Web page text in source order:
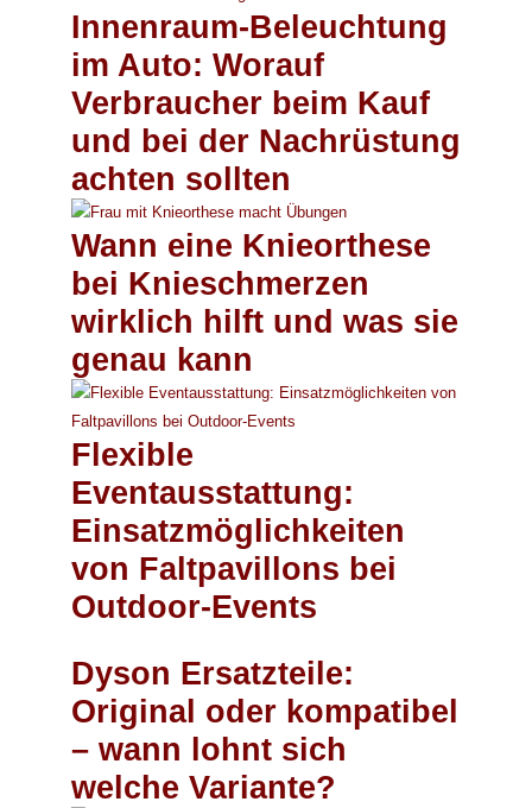
Innenraum-Beleuchtung
im Auto: Worauf
Verbraucher beim Kauf
und bei der Nachrüstung
achten sollten
Wann eine Knieorthese
bei Knieschmerzen
wirklich hilft und was sie
genau kann
Flexible
Eventausstattung:
Einsatzmöglichkeiten
von Faltpavillons bei
Outdoor-Events
Dyson Ersatzteile:
Original oder kompatibel
– wann lohnt sich
welche Variante?